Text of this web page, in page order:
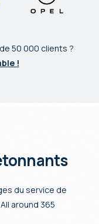
50 000 clients ?
!
du service de
around 365